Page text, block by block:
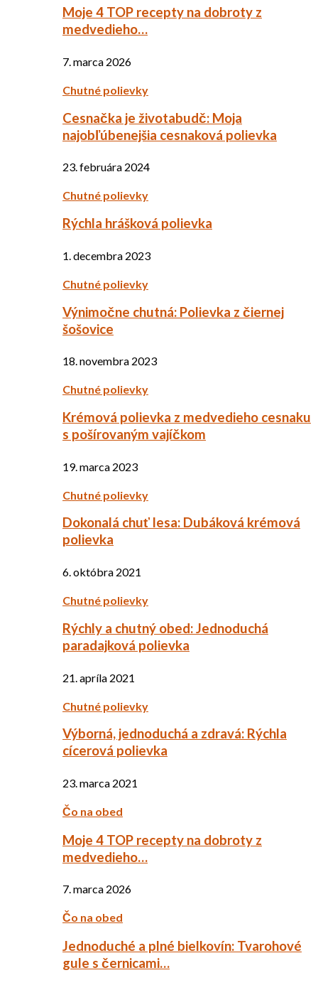
Moje 4 TOP recepty na dobroty z
medvedieho…
7. marca 2026
Chutné polievky
Cesnačka je životabudč: Moja
najobľúbenejšia cesnaková polievka
23. februára 2024
Chutné polievky
Rýchla hrášková polievka
1. decembra 2023
Chutné polievky
Výnimočne chutná: Polievka z čiernej
šošovice
18. novembra 2023
Chutné polievky
Krémová polievka z medvedieho cesnaku
s pošírovaným vajíčkom
19. marca 2023
Chutné polievky
Dokonalá chuť lesa: Dubáková krémová
polievka
6. októbra 2021
Chutné polievky
Rýchly a chutný obed: Jednoduchá
paradajková polievka
21. apríla 2021
Chutné polievky
Výborná, jednoduchá a zdravá: Rýchla
cícerová polievka
23. marca 2021
Čo na obed
Moje 4 TOP recepty na dobroty z
medvedieho…
7. marca 2026
Čo na obed
Jednoduché a plné bielkovín: Tvarohové
gule s černicami…